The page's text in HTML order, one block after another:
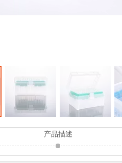
产品描述